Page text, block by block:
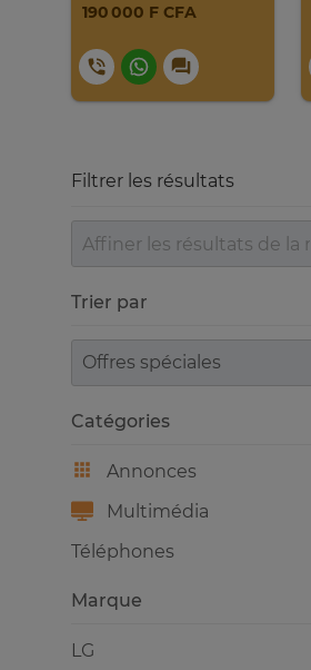
190 000 F CFA
Filtrer les résultats
Trier par
Trier par
Catégories
Annonces
Multimédia
Téléphones
Marque
LG